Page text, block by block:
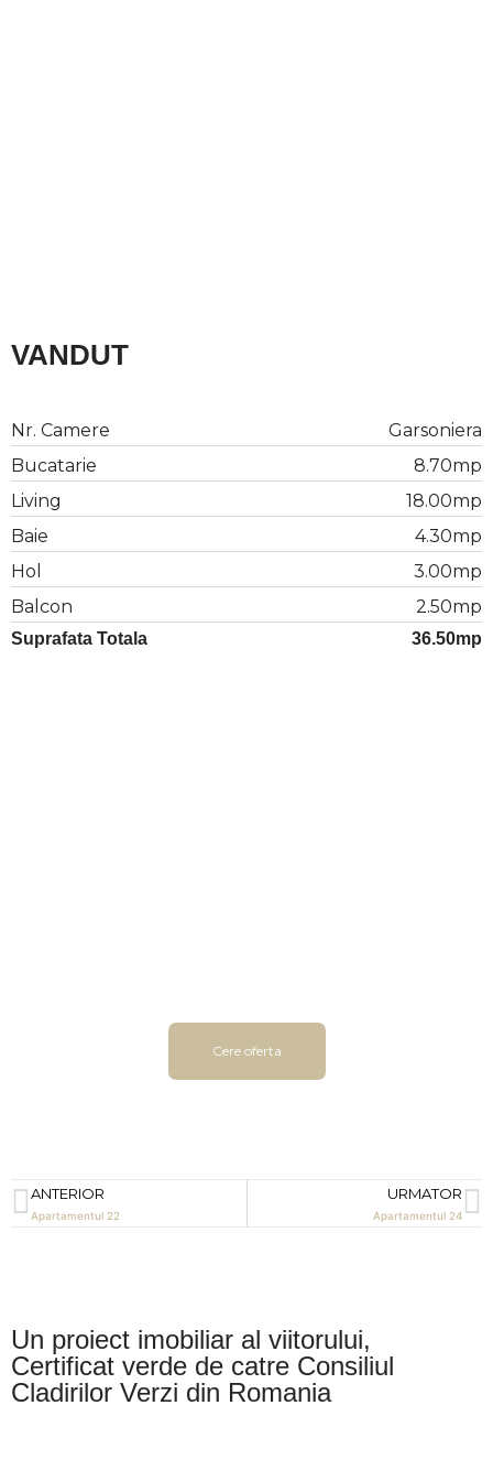
VANDUT
Nr. Camere
Garsoniera
Bucatarie
8.70mp
Living
18.00mp
Baie
4.30mp
Hol
3.00mp
Balcon
2.50mp
Suprafata Totala 36.50mp
Cere oferta
ANTERIOR
Apartamentul 22
URMATOR
Apartamentul 24
Un proiect imobiliar al viitorului,
Certificat verde de catre Consiliul
Cladirilor Verzi din Romania